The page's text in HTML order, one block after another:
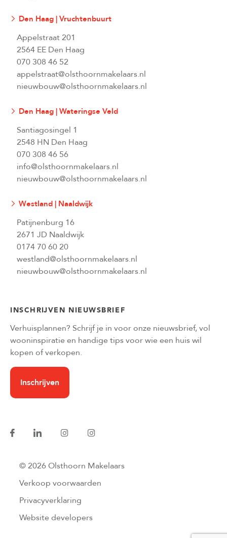
Den Haag | Vruchtenbuurt
Appelstraat 201
2564 EE Den Haag
070 308 46 52
appelstraat@olsthoornmakelaars.nl
nieuwbouw@olsthoornmakelaars.nl
Den Haag | Wateringse Veld
Santiagosingel 1
2548 HN Den Haag
070 308 46 56
info@olsthoornmakelaars.nl
nieuwbouw@olsthoornmakelaars.nl
Westland | Naaldwijk
Patijnenburg 16
2671 JD Naaldwijk
0174 70 60 20
westland@olsthoornmakelaars.nl
nieuwbouw@olsthoornmakelaars.nl
INSCHRIJVEN NIEUWSBRIEF
Verhuisplannen? Schrijf je in voor onze nieuwsbrief, vol
wooninspiratie en handige tips voor wie een huis wil
kopen of verkopen.
Inschrijven
© 2026 Olsthoorn Makelaars
Verkoop voorwaarden
Privacyverklaring
Website developers